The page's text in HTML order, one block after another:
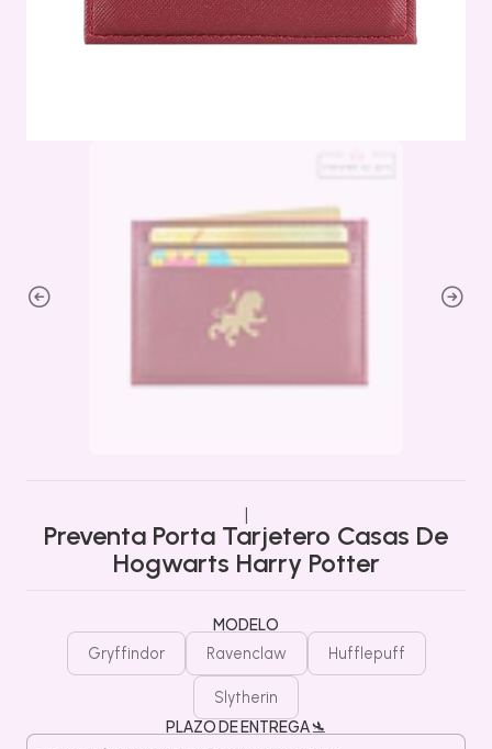
Preventa Porta Tarjetero Casas De
Hogwarts Harry Potter
MODELO
Gryffindor Ravenclaw Hufflepuff
Slytherin
PLAZO DE ENTREGA 🛬